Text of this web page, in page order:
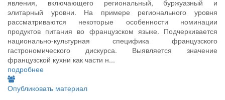
явления, включающего региональный, буржуазный и
элитарный уровни. На примере регионального уровня
рассматриваются некоторые особенности номинации
продуктов питания во французском языке. Подчеркивается
национально-культурная специфика французского
гастрономического дискурса. Выявляется значение
французской кухни как части н...
подробнее
Опубликовать материал